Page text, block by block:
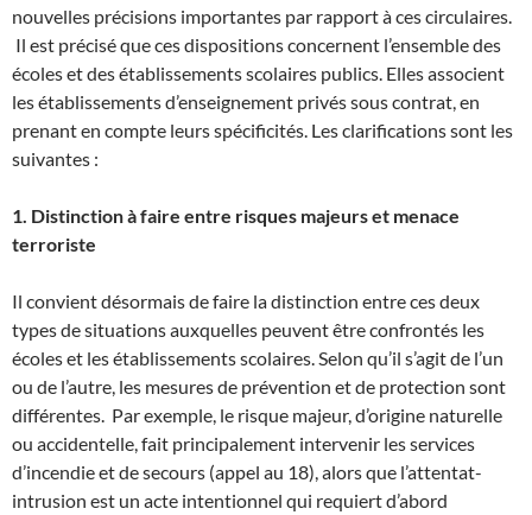
nouvelles précisions importantes par rapport à ces circulaires.
Il est précisé que ces dispositions concernent l’ensemble des
écoles et des établissements scolaires publics. Elles associent
les établissements d’enseignement privés sous contrat, en
prenant en compte leurs spécificités. Les clarifications sont les
suivantes :
1. Distinction à faire entre risques majeurs et menace
terroriste
Il convient désormais de faire la distinction entre ces deux
types de situations auxquelles peuvent être confrontés les
écoles et les établissements scolaires. Selon qu’il s’agit de l’un
ou de l’autre, les mesures de prévention et de protection sont
différentes. Par exemple, le risque majeur, d’origine naturelle
ou accidentelle, fait principalement intervenir les services
d’incendie et de secours (appel au 18), alors que l’attentat-
intrusion est un acte intentionnel qui requiert d’abord